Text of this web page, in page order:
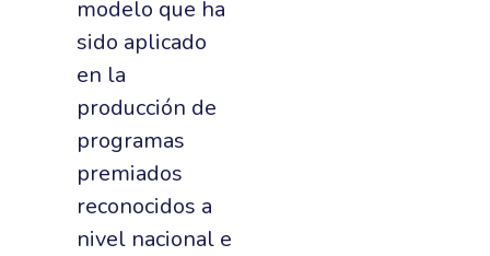
modelo que ha
sido aplicado
en la
producción de
programas
premiados
reconocidos a
nivel nacional e